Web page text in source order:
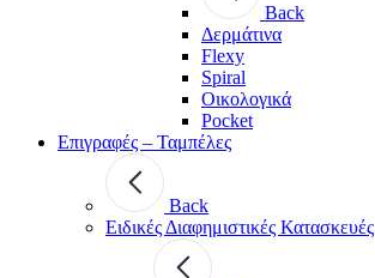
Back
Δερμάτινα
Flexy
Spiral
Οικολογικά
Pocket
Επιγραφές – Ταμπέλες
Back
Ειδικές Διαφημιστικές Κατασκευές